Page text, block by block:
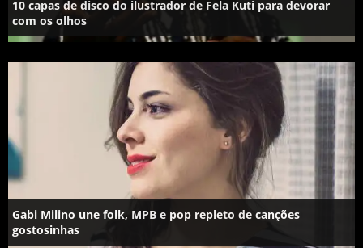
10 capas de disco do ilustrador de Fela Kuti para devorar
com os olhos
Gabi Milino une folk, MPB e pop repleto de canções
gostosinhas